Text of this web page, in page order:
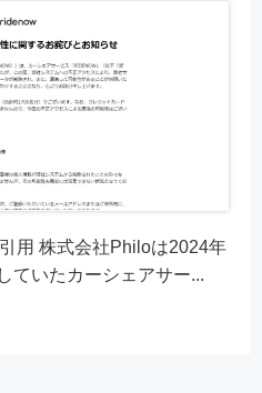
用 株式会社Philoは2024年
ていたカーシェアサー...